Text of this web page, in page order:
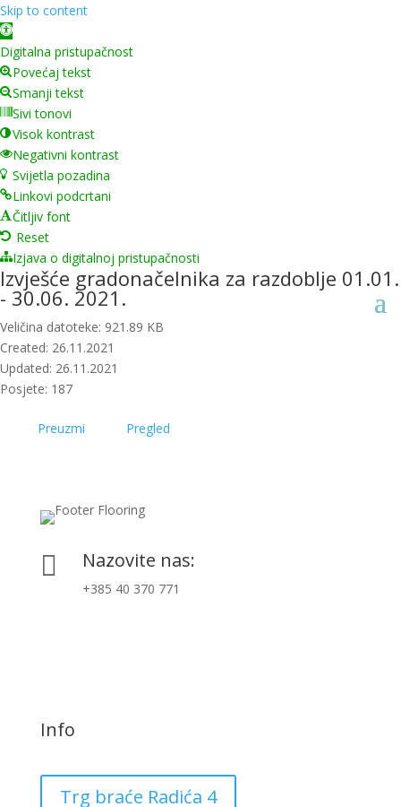
Skip to content
Open toolbar
Digitalna pristupačnost
Povećaj tekst
Smanji tekst
Sivi tonovi
Visok kontrast
Negativni kontrast
Svijetla pozadina
Linkovi podcrtani
Čitljiv font
Reset
Izjava o digitalnoj pristupačnosti
Izvješće gradonačelnika za razdoblje 01.01.
- 30.06. 2021.
Veličina datoteke: 921.89 KB
Created: 26.11.2021
Updated: 26.11.2021
Posjete: 187
Preuzmi Pregled
 Nazovite nas:
+385 40 370 771
Info
Trg braće Radića 4